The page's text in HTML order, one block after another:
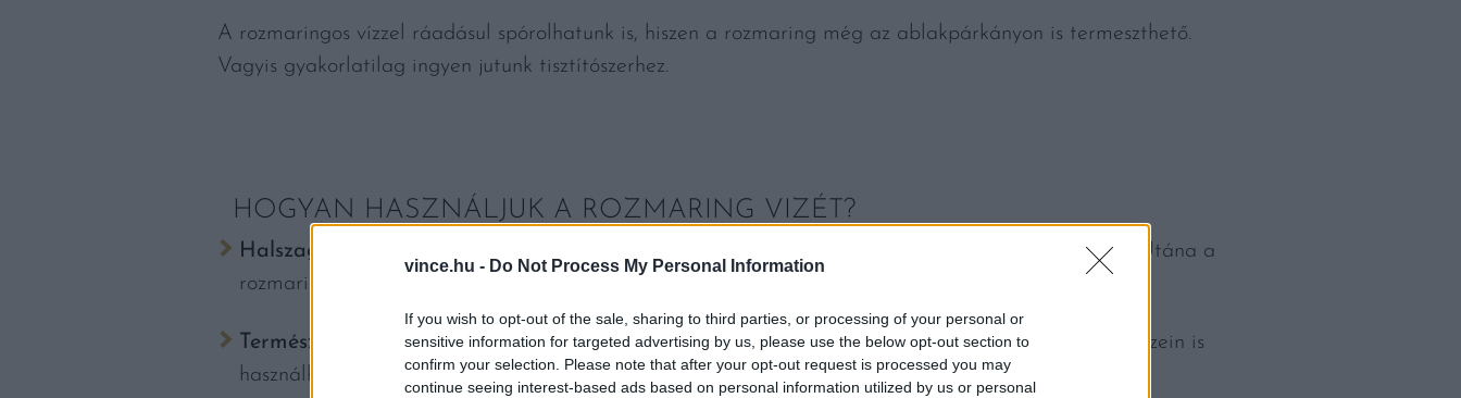
vince.hu - Do Not Process My Personal Information
If you wish to opt-out of the sale, sharing to third parties, or processing of your personal or
sensitive information for targeted advertising by us, please use the below opt-out section to
confirm your selection. Please note that after your opt-out request is processed you may
continue seeing interest-based ads based on personal information utilized by us or personal
A rozmaringos vízzel ráadásul spórolhatunk is, hiszen a rozmaring még az ablakpárkányon is termeszthető.
Vagyis gyakorlatilag ingyen jutunk tisztítószerhez.
HOGYAN HASZNÁLJUK A ROZMARING VIZÉT?
Halszag ellen:
keverjünk vizet és fehér ecetet 2:1 arányban, majd forraljuk a szagok eltüntetésére. Utána a
rozmaring főzetével illatosíthatjuk a konyhát.
Természetes légfrissítőként:a kihűlt főzetet spray-palackba töltve a hűtőben vagy a lakás más részein is
használhatjuk, kellemes gyógynövényes illatot biztosítva.